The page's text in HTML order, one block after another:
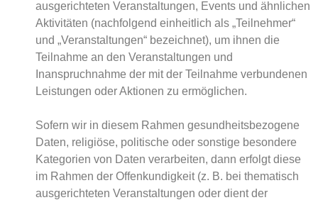
ausgerichteten Veranstaltungen, Events und ähnlichen
Aktivitäten (nachfolgend einheitlich als „Teilnehmer“
und „Veranstaltungen“ bezeichnet), um ihnen die
Teilnahme an den Veranstaltungen und
Inanspruchnahme der mit der Teilnahme verbundenen
Leistungen oder Aktionen zu ermöglichen.
Sofern wir in diesem Rahmen gesundheitsbezogene
Daten, religiöse, politische oder sonstige besondere
Kategorien von Daten verarbeiten, dann erfolgt diese
im Rahmen der Offenkundigkeit (z. B. bei thematisch
ausgerichteten Veranstaltungen oder dient der